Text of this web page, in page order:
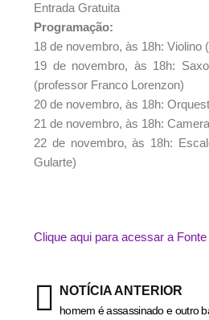
Entrada Gratuita
Programação:
18 de novembro, às 18h:
19 de novembro, às 18h:
(professor Franco Lorenzon)
20 de novembro, às 18h:
21 de novembro, às 18h:
22 de novembro, às 18h:
Gularte)
Clique aqui para acessar a
NOTÍCIA ANTERIOR
homem é assassinado e outro